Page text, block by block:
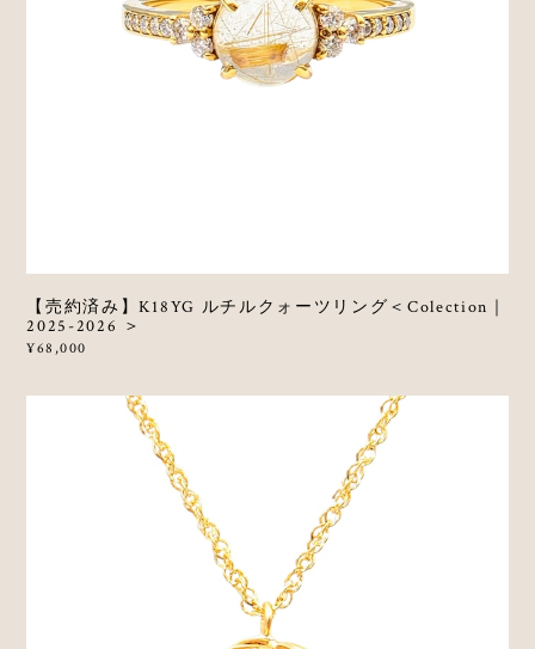
【売約済み】K18YG ルチルクォーツリング＜Colection｜
2025-2026 ＞
¥68,000